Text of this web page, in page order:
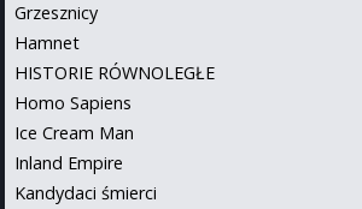
Grzesznicy
Hamnet
HISTORIE RÓWNOLEGŁE
Homo Sapiens
Ice Cream Man
Inland Empire
Kandydaci śmierci